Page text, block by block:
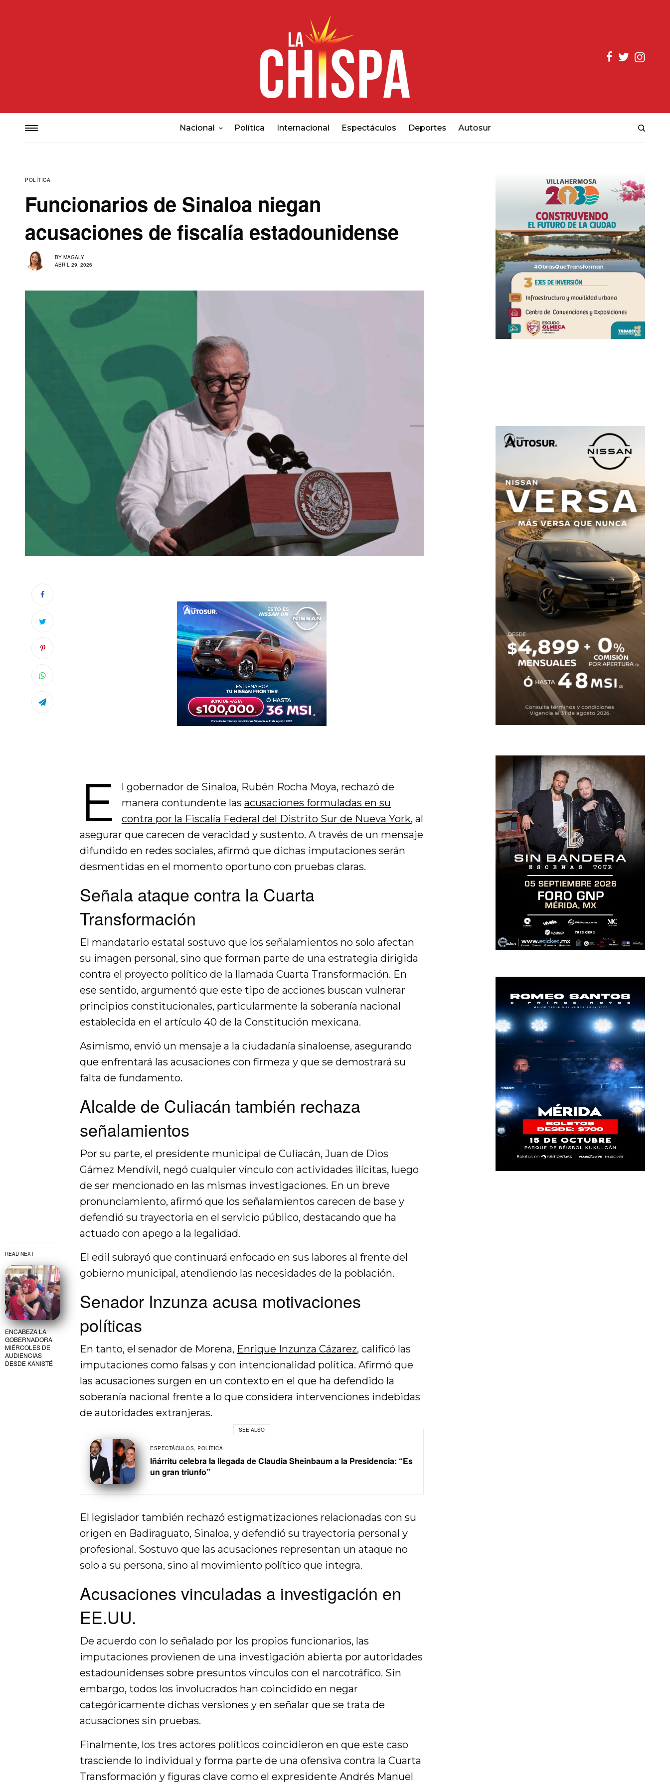
Nacional Política Internacional Espectáculos Deportes Autosur
POLÍTICA
Funcionarios de Sinaloa niegan
acusaciones de fiscalía estadounidense
BY MAGALY
ABRIL 29, 2026
READ NEXT
ENCABEZA LA
GOBERNADORA
MIÉRCOLES DE
AUDIENCIAS
DESDE KANISTÉ
E
l gobernador de Sinaloa, Rubén Rocha Moya, rechazó de
manera contundente las acusaciones formuladas en su
contra por la Fiscalía Federal del Distrito Sur de Nueva York, al
asegurar que carecen de veracidad y sustento. A través de un mensaje
difundido en redes sociales, afirmó que dichas imputaciones serán
desmentidas en el momento oportuno con pruebas claras.
Señala ataque contra la Cuarta
Transformación
El mandatario estatal sostuvo que los señalamientos no solo afectan
su imagen personal, sino que forman parte de una estrategia dirigida
contra el proyecto político de la llamada Cuarta Transformación. En
ese sentido, argumentó que este tipo de acciones buscan vulnerar
principios constitucionales, particularmente la soberanía nacional
establecida en el artículo 40 de la Constitución mexicana.
Asimismo, envió un mensaje a la ciudadanía sinaloense, asegurando
que enfrentará las acusaciones con firmeza y que se demostrará su
falta de fundamento.
Alcalde de Culiacán también rechaza
señalamientos
Por su parte, el presidente municipal de Culiacán, Juan de Dios
Gámez Mendívil, negó cualquier vínculo con actividades ilícitas, luego
de ser mencionado en las mismas investigaciones. En un breve
pronunciamiento, afirmó que los señalamientos carecen de base y
defendió su trayectoria en el servicio público, destacando que ha
actuado con apego a la legalidad.
El edil subrayó que continuará enfocado en sus labores al frente del
gobierno municipal, atendiendo las necesidades de la población.
Senador Inzunza acusa motivaciones
políticas
En tanto, el senador de Morena, Enrique Inzunza Cázarez, calificó las
imputaciones como falsas y con intencionalidad política. Afirmó que
las acusaciones surgen en un contexto en el que ha defendido la
soberanía nacional frente a lo que considera intervenciones indebidas
de autoridades extranjeras.
SEE ALSO
ESPECTÁCULOS, POLÍTICA
Iñárritu celebra la llegada de Claudia Sheinbaum a la Presidencia: “Es
un gran triunfo”
El legislador también rechazó estigmatizaciones relacionadas con su
origen en Badiraguato, Sinaloa, y defendió su trayectoria personal y
profesional. Sostuvo que las acusaciones representan un ataque no
solo a su persona, sino al movimiento político que integra.
Acusaciones vinculadas a investigación en
EE.UU.
De acuerdo con lo señalado por los propios funcionarios, las
imputaciones provienen de una investigación abierta por autoridades
estadounidenses sobre presuntos vínculos con el narcotráfico. Sin
embargo, todos los involucrados han coincidido en negar
categóricamente dichas versiones y en señalar que se trata de
acusaciones sin pruebas.
Finalmente, los tres actores políticos coincidieron en que este caso
trasciende lo individual y forma parte de una ofensiva contra la Cuarta
Transformación y figuras clave como el expresidente Andrés Manuel